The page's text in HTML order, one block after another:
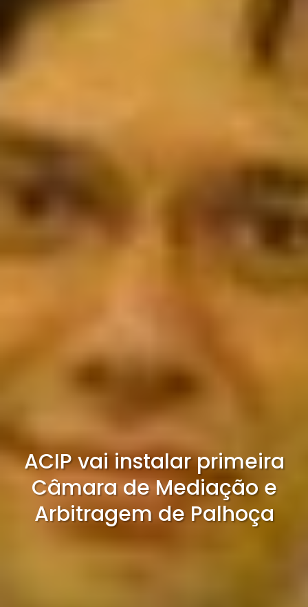
ACIP vai instalar primeira
Câmara de Mediação e
Arbitragem de Palhoça